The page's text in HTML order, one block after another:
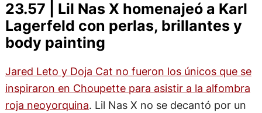
23.57 | Lil Nas X homenajeó a Karl
Lagerfeld con perlas, brillantes y
body painting
Jared Leto y Doja Cat no fueron los únicos que se
inspiraron en Choupette para asistir a la alfombra
roja neoyorquina. Lil Nas X no se decantó por un